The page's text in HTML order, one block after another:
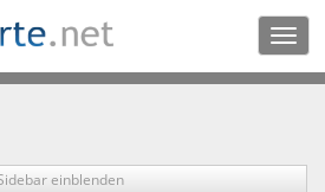
einblenden